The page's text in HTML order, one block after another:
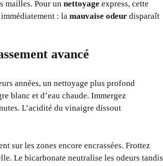
mailles. Pour un nettoyage express, cette
: la mauvaise odeur disparaît
avancé
années, un nettoyage plus profond
blanc et d’eau chaude. Immergez
L’acidité du vinaigre dissout
sur les zones encore encrassées. Frottez
Le bicarbonate neutralise les odeurs tandis